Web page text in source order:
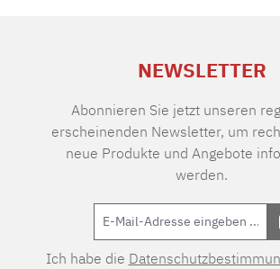
NEWSLETTER
Abonnieren Sie jetzt unseren
erscheinenden Newsletter, um
neue Produkte und Angebote
werden.
Ich habe die